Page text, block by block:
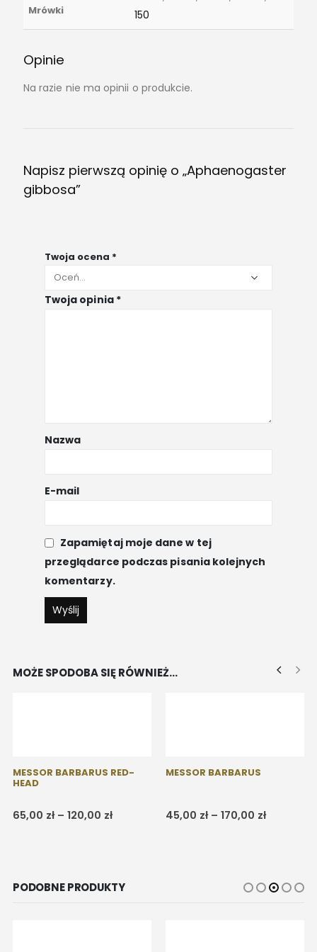
Mrówki
150
Opinie
Na razie nie ma opinii o produkcie.
Napisz pierwszą opinię o „Aphaenogaster
gibbosa”
Twoja ocena *
Twoja opinia *
Nazwa
E-mail
Zapamiętaj moje dane w tej
przeglądarce podczas pisania kolejnych
komentarzy.
MOŻE SPODOBA SIĘ RÓWNIEŻ…
MESSOR BARBARUS RED-
HEAD
65,00 zł – 120,00 złZakres
MESSOR BARBARUS
45,00 zł – 170,00 złZakres
PODOBNE PRODUKTY